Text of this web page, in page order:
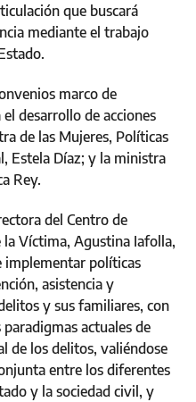
que buscará
mediante el trabajo
marco de
desarrollo de acciones
de las Mujeres, Políticas
Estela Díaz; y la ministra
Rey.
del Centro de
la Víctima, Agustina Iafolla,
implementar políticas
asistencia y
y sus familiares, con
actuales de
de los delitos, valiéndose
entre los diferentes
y la sociedad civil, y